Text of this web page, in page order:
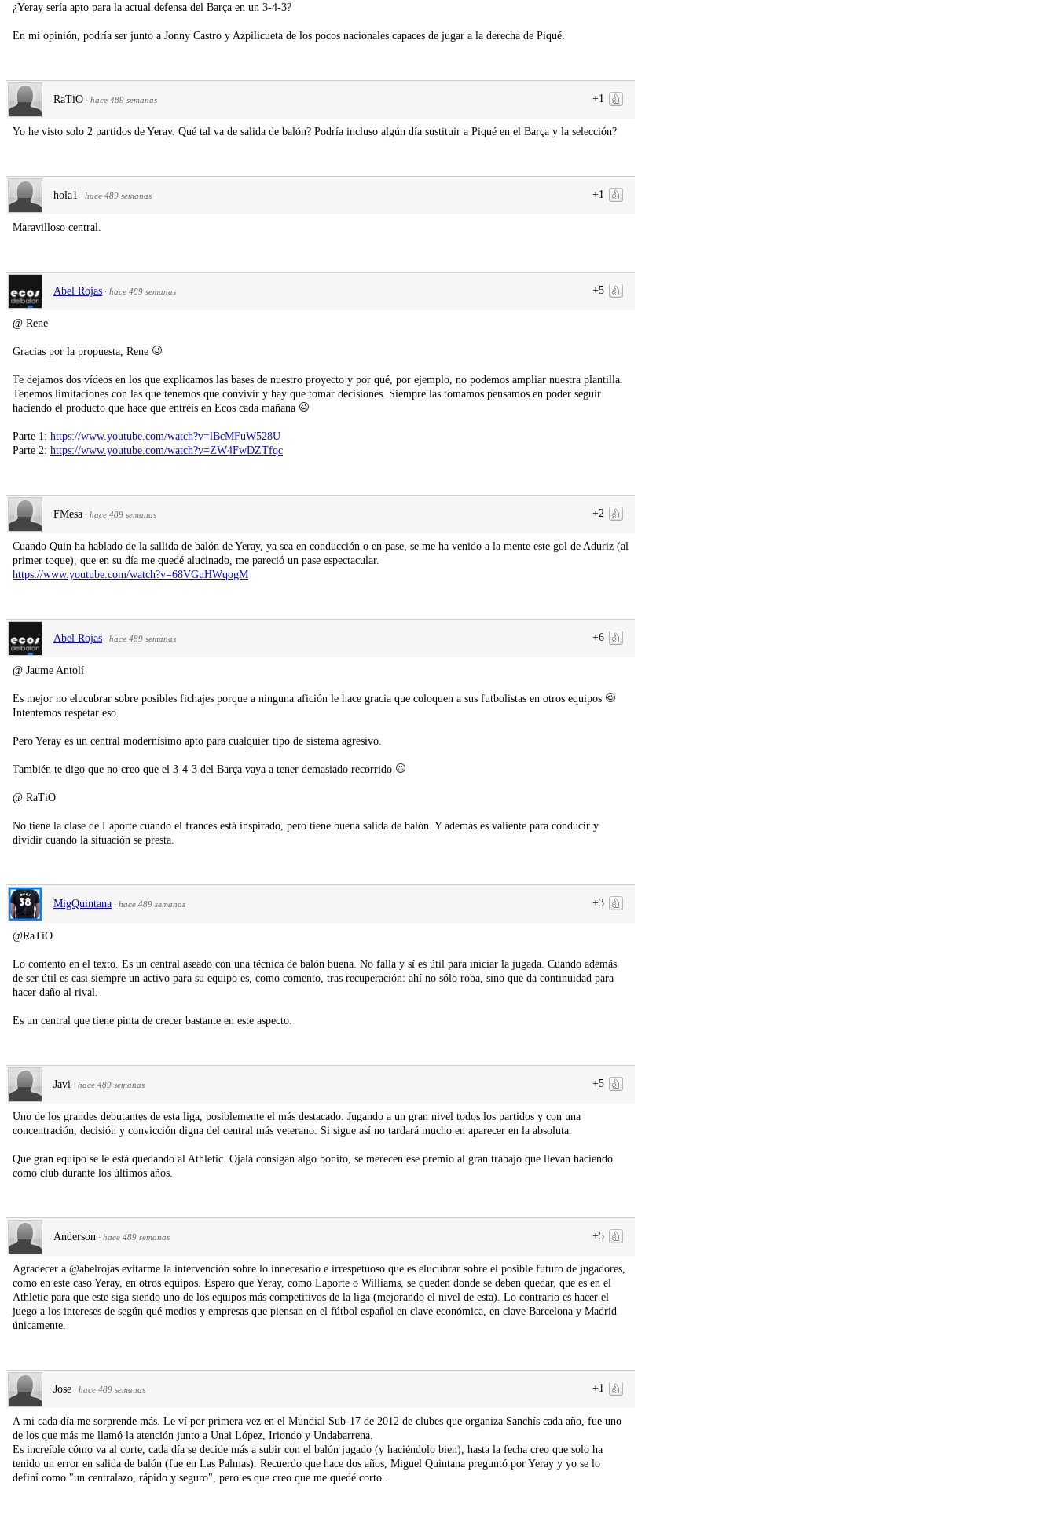
¿Yeray sería apto para la actual defensa del Barça en un 3-4-3?
En mi opinión, podría ser junto a Jonny Castro y Azpilicueta de los pocos nacionales capaces de jugar a la derecha de Piqué.
+1
RaTiO · hace 489 semanas
Yo he visto solo 2 partidos de Yeray. Qué tal va de salida de balón? Podría incluso algún día sustituir a Piqué en el Barça y la selección?
+1
hola1 · hace 489 semanas
Maravilloso central.
+5
Abel Rojas · hace 489 semanas
@ Rene
Gracias por la propuesta, Rene
Te dejamos dos vídeos en los que explicamos las bases de nuestro proyecto y por qué, por ejemplo, no podemos ampliar nuestra plantilla.
Tenemos limitaciones con las que tenemos que convivir y hay que tomar decisiones. Siempre las tomamos pensamos en poder seguir
haciendo el producto que hace que entréis en Ecos cada mañana
Parte 1: https://www.youtube.com/watch?v=lBcMFuW528U
Parte 2: https://www.youtube.com/watch?v=ZW4FwDZTfqc
+2
FMesa · hace 489 semanas
Cuando Quin ha hablado de la sallida de balón de Yeray, ya sea en conducción o en pase, se me ha venido a la mente este gol de Aduriz (al
primer toque), que en su día me quedé alucinado, me pareció un pase espectacular.
https://www.youtube.com/watch?v=68VGuHWqogM
+6
Abel Rojas · hace 489 semanas
@ Jaume Antolí
Es mejor no elucubrar sobre posibles fichajes porque a ninguna afición le hace gracia que coloquen a sus futbolistas en otros equipos
Intentemos respetar eso.
Pero Yeray es un central modernísimo apto para cualquier tipo de sistema agresivo.
También te digo que no creo que el 3-4-3 del Barça vaya a tener demasiado recorrido
@ RaTiO
No tiene la clase de Laporte cuando el francés está inspirado, pero tiene buena salida de balón. Y además es valiente para conducir y
dividir cuando la situación se presta.
+3
MigQuintana · hace 489 semanas
@RaTiO
Lo comento en el texto. Es un central aseado con una técnica de balón buena. No falla y sí es útil para iniciar la jugada. Cuando además
de ser útil es casi siempre un activo para su equipo es, como comento, tras recuperación: ahí no sólo roba, sino que da continuidad para
hacer daño al rival.
Es un central que tiene pinta de crecer bastante en este aspecto.
+5
Javi · hace 489 semanas
Uno de los grandes debutantes de esta liga, posiblemente el más destacado. Jugando a un gran nivel todos los partidos y con una
concentración, decisión y convicción digna del central más veterano. Si sigue así no tardará mucho en aparecer en la absoluta.
Que gran equipo se le está quedando al Athletic. Ojalá consigan algo bonito, se merecen ese premio al gran trabajo que llevan haciendo
como club durante los últimos años.
+5
Anderson · hace 489 semanas
Agradecer a @abelrojas evitarme la intervención sobre lo innecesario e irrespetuoso que es elucubrar sobre el posible futuro de jugadores,
como en este caso Yeray, en otros equipos. Espero que Yeray, como Laporte o Williams, se queden donde se deben quedar, que es en el
Athletic para que este siga siendo uno de los equipos más competitivos de la liga (mejorando el nivel de esta). Lo contrario es hacer el
juego a los intereses de según qué medios y empresas que piensan en el fútbol español en clave económica, en clave Barcelona y Madrid
únicamente.
+1
Jose · hace 489 semanas
A mi cada día me sorprende más. Le ví por primera vez en el Mundial Sub-17 de 2012 de clubes que organiza Sanchís cada año, fue uno
de los que más me llamó la atención junto a Unai López, Iriondo y Undabarrena.
Es increíble cómo va al corte, cada día se decide más a subir con el balón jugado (y haciéndolo bien), hasta la fecha creo que solo ha
tenido un error en salida de balón (fue en Las Palmas). Recuerdo que hace dos años, Miguel Quintana preguntó por Yeray y yo se lo
definí como "un centralazo, rápido y seguro", pero es que creo que me quedé corto..